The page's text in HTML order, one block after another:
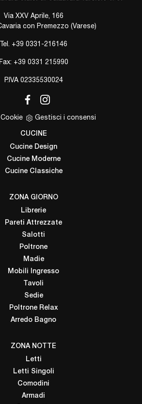
Via XXV Aprile, 166
con Premezzo (Varese)
Tel. +39 0331-216146
Fax: +39 0331 215990
P.IVA 02335530024
Cookie Gestisci i consensi
CUCINE
Cucine Design
Cucine Moderne
Cucine Classiche
ZONA GIORNO
Librerie
Pareti Attrezzate
Salotti
Poltrone
Madie
Mobili Ingresso
Tavoli
Sedie
Poltrone Relax
Arredo Bagno
ZONA NOTTE
Letti
Letti Singoli
Comodini
Armadi